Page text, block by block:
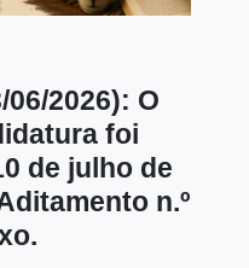
2026): O
foi
de julho de
n.º